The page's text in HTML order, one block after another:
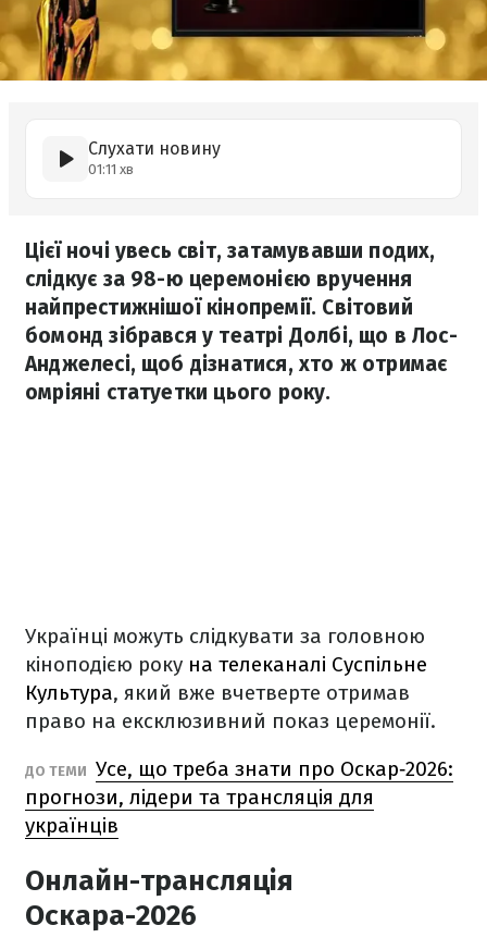
Слухати новину
01:11 хв
Цієї ночі увесь світ, затамувавши подих,
слідкує за 98-ю церемонією вручення
найпрестижнішої кінопремії. Світовий
бомонд зібрався у театрі Долбі, що в Лос-
Анджелесі, щоб дізнатися, хто ж отримає
омріяні статуетки цього року.
Українці можуть слідкувати за головною
кіноподією року на телеканалі Суспільне
Культура, який вже вчетверте отримав
право на ексклюзивний показ церемонії.
ДО ТЕМИ Усе, що треба знати про Оскар‑2026:
прогнози, лідери та трансляція для
українців
Онлайн-трансляція
Оскара-2026